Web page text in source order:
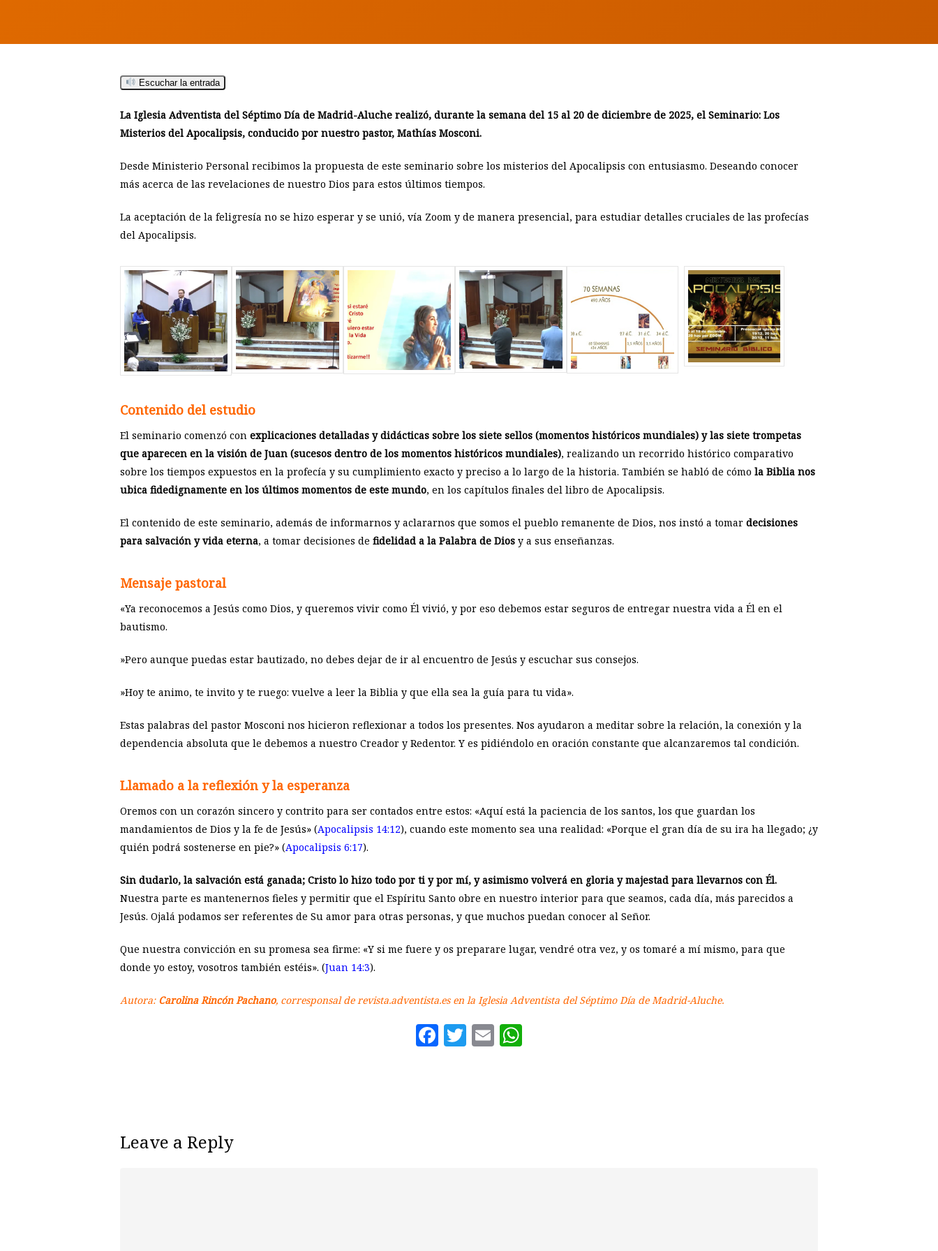
Hit enter to search or ESC to close
Escuchar la entrada
La Iglesia Adventista del Séptimo Día de Madrid-Aluche realizó, durante la semana del 15 al 20 de diciembre de 2025, el Seminario: Los
Misterios del Apocalipsis, conducido por nuestro pastor, Mathías Mosconi.
Desde Ministerio Personal recibimos la propuesta de este seminario sobre los misterios del Apocalipsis con entusiasmo. Deseando conocer
más acerca de las revelaciones de nuestro Dios para estos últimos tiempos.
La aceptación de la feligresía no se hizo esperar y se unió, vía Zoom y de manera presencial, para estudiar detalles cruciales de las profecías
del Apocalipsis.
Contenido del estudio
El seminario comenzó con explicaciones detalladas y didácticas sobre los siete sellos (momentos históricos mundiales) y las siete trompetas
que aparecen en la visión de Juan (sucesos dentro de los momentos históricos mundiales), realizando un recorrido histórico comparativo
sobre los tiempos expuestos en la profecía y su cumplimiento exacto y preciso a lo largo de la historia. También se habló de cómo la Biblia nos
ubica fidedignamente en los últimos momentos de este mundo, en los capítulos finales del libro de Apocalipsis.
El contenido de este seminario, además de informarnos y aclararnos que somos el pueblo remanente de Dios, nos instó a tomar decisiones
para salvación y vida eterna, a tomar decisiones de fidelidad a la Palabra de Dios y a sus enseñanzas.
Mensaje pastoral
«Ya reconocemos a Jesús como Dios, y queremos vivir como Él vivió, y por eso debemos estar seguros de entregar nuestra vida a Él en el
bautismo.
»Pero aunque puedas estar bautizado, no debes dejar de ir al encuentro de Jesús y escuchar sus consejos.
»Hoy te animo, te invito y te ruego: vuelve a leer la Biblia y que ella sea la guía para tu vida».
Estas palabras del pastor Mosconi nos hicieron reflexionar a todos los presentes. Nos ayudaron a meditar sobre la relación, la conexión y la
dependencia absoluta que le debemos a nuestro Creador y Redentor. Y es pidiéndolo en oración constante que alcanzaremos tal condición.
Llamado a la reflexión y la esperanza
Oremos con un corazón sincero y contrito para ser contados entre estos: «Aquí está la paciencia de los santos, los que guardan los
mandamientos de Dios y la fe de Jesús» (Apocalipsis 14:12), cuando este momento sea una realidad: «Porque el gran día de su ira ha llegado; ¿y
quién podrá sostenerse en pie?» (Apocalipsis 6:17).
Sin dudarlo, la salvación está ganada; Cristo lo hizo todo por ti y por mí, y asimismo volverá en gloria y majestad para llevarnos con Él.
Nuestra parte es mantenernos fieles y permitir que el Espíritu Santo obre en nuestro interior para que seamos, cada día, más parecidos a
Jesús. Ojalá podamos ser referentes de Su amor para otras personas, y que muchos puedan conocer al Señor.
Que nuestra convicción en su promesa sea firme: «Y si me fuere y os preparare lugar, vendré otra vez, y os tomaré a mí mismo, para que
donde yo estoy, vosotros también estéis». (Juan 14:3).
Autora: Carolina Rincón Pachano, corresponsal de revista.adventista.es en la Iglesia Adventista del Séptimo Día de Madrid-Aluche.
Facebook
Twitter
Email
Leave a Reply